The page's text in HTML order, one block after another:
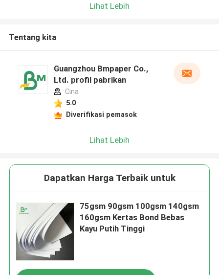
Lihat Lebih
Tentang kita
Guangzhou Bmpaper Co.,
Ltd. profil pabrikan
Cina
5.0
Diverifikasi pemasok
Lihat Lebih
Dapatkan Harga Terbaik untuk
75gsm 90gsm 100gsm 140gsm
160gsm Kertas Bond Bebas
Kayu Putih Tinggi